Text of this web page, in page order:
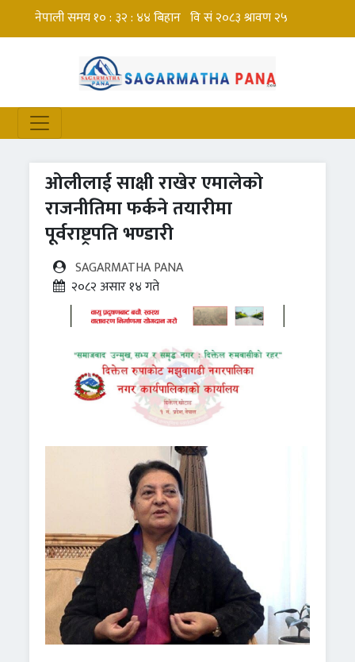
ओलीलाई साक्षी राखेर एमालेको
राजनीतिमा फर्कने तयारीमा
पूर्वराष्ट्रपति भण्डारी
SAGARMATHA PANA
२०८२ असार १४ गते